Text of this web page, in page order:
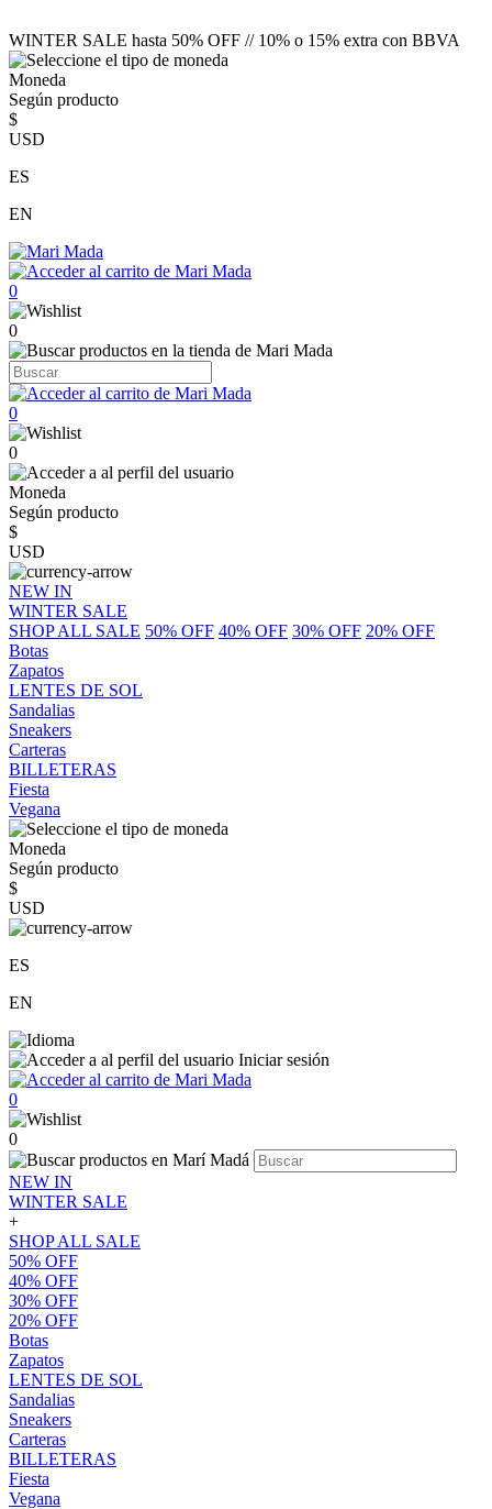
WINTER SALE hasta 50% OFF // 10% o 15% extra con BBVA
Moneda
Según producto
$
USD
ES
EN
0
0
0
0
Moneda
Según producto
$
USD
NEW IN
WINTER SALE
SHOP ALL SALE 50% OFF 40% OFF 30% OFF 20% OFF
Botas
Zapatos
LENTES DE SOL
Sandalias
Sneakers
Carteras
BILLETERAS
Fiesta
Vegana
Moneda
Según producto
$
USD
ES
EN
Iniciar sesión
0
0
NEW IN
WINTER SALE
+
SHOP ALL SALE
50% OFF
40% OFF
30% OFF
20% OFF
Botas
Zapatos
LENTES DE SOL
Sandalias
Sneakers
Carteras
BILLETERAS
Fiesta
Vegana